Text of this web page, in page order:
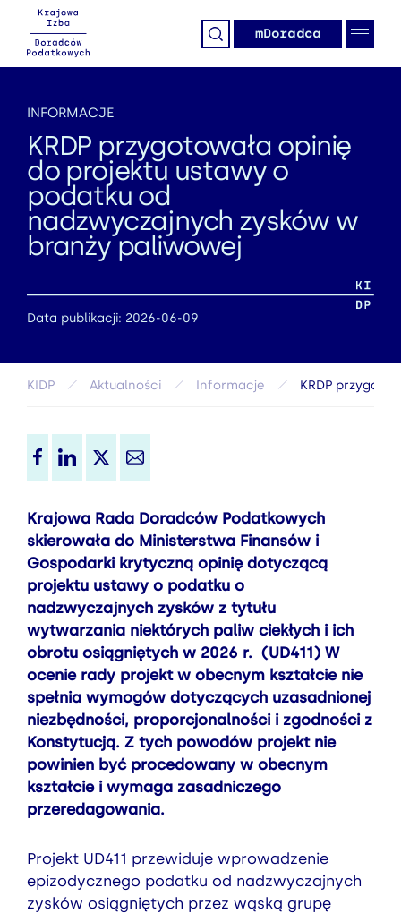
mDoradca
INFORMACJE
KRDP przygotowała opinię
do projektu ustawy o
podatku od
nadzwyczajnych zysków w
branży paliwowej
Data publikacji: 2026-06-09
KIDP Aktualności Informacje KRDP
Krajowa Rada Doradców Podatkowych
skierowała do Ministerstwa Finansów i
Gospodarki krytyczną opinię dotyczącą
projektu ustawy o podatku o
nadzwyczajnych zysków z tytułu
wytwarzania niektórych paliw ciekłych i ich
obrotu osiągniętych w 2026 r. (UD411) W
ocenie rady projekt w obecnym kształcie nie
spełnia wymogów dotyczących uzasadnionej
niezbędności, proporcjonalności i zgodności z
Konstytucją. Z tych powodów projekt nie
powinien być procedowany w obecnym
kształcie i wymaga zasadniczego
przeredagowania.
Projekt UD411 przewiduje wprowadzenie
epizodycznego podatku od nadzwyczajnych
zysków osiągniętych przez wąską grupę